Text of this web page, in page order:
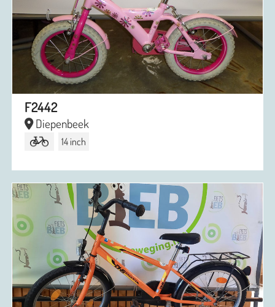
F2442
Diepenbeek
14 inch